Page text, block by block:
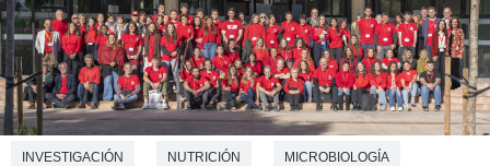
INVESTIGACIÓN NUTRICIÓN MICROBIOLOGÍA